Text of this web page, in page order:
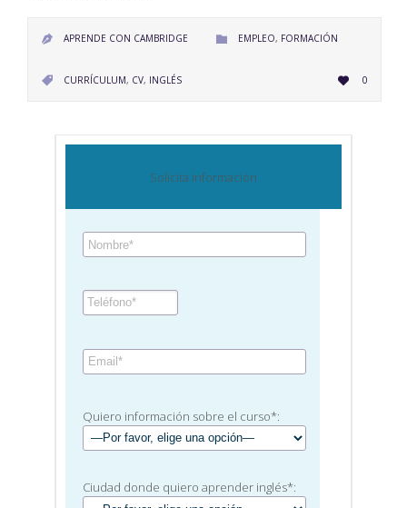
 APRENDE CON CAMBRIDGE  CATEGORY
EMPLEO, FORMACIÓN
 CATEGORY
CURRÍCULUM, CV, INGLÉS  LOVE
IT0
Solicita información
Quiero información sobre el curso*:
Ciudad donde quiero aprender inglés*: